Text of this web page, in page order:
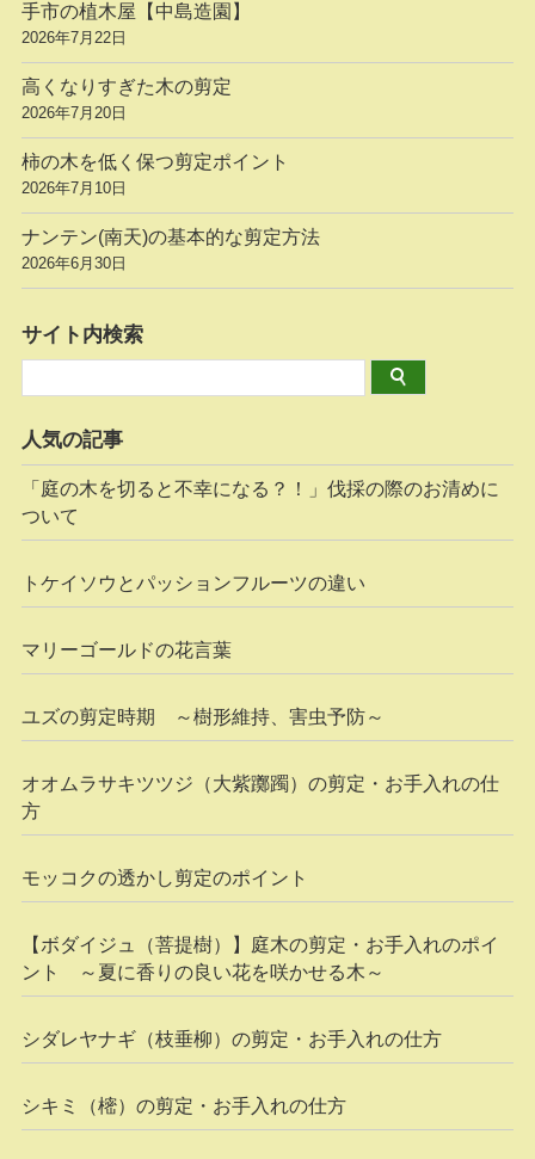
手市の植木屋【中島造園】
2026年7月22日
高くなりすぎた木の剪定
2026年7月20日
柿の木を低く保つ剪定ポイント
2026年7月10日
ナンテン(南天)の基本的な剪定方法
2026年6月30日
サイト内検索
人気の記事
「庭の木を切ると不幸になる？！」伐採の際のお清めに
ついて
トケイソウとパッションフルーツの違い
マリーゴールドの花言葉
ユズの剪定時期 ～樹形維持、害虫予防～
オオムラサキツツジ（大紫躑躅）の剪定・お手入れの仕
方
モッコクの透かし剪定のポイント
【ボダイジュ（菩提樹）】庭木の剪定・お手入れのポイ
ント ～夏に香りの良い花を咲かせる木～
シダレヤナギ（枝垂柳）の剪定・お手入れの仕方
シキミ（樒）の剪定・お手入れの仕方